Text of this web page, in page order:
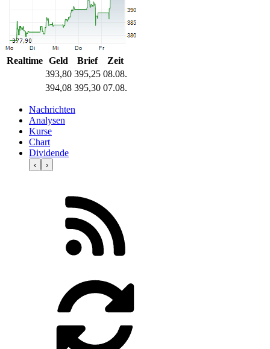
Realtime Geld Brief
Zeit
393,80 395,25 08.08.
394,08 395,30 07.08.
Nachrichten
Analysen
Kurse
Chart
Dividende
‹ ›